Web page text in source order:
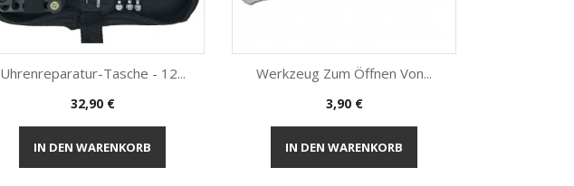
Vorschau
Uhrenreparatur-Tasche - 12...
Preis
32,90 €
IN DEN WARENKORB
Vorschau
Werkzeug Zum Öffnen Von...
Preis
3,90 €
IN DEN WARENKORB